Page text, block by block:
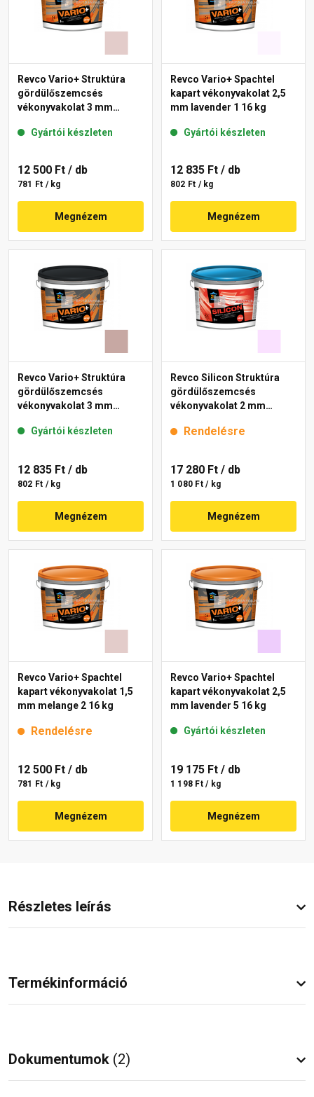
Revco Vario+ Struktúra
gördülőszemcsés
vékonyvakolat 3 mm
Gyártói készleten
12 500 Ft / db
781 Ft / kg
Megnézem
Revco Vario+ Spachtel
kapart vékonyvakolat 2,5
mm lavender 1 16 kg
Gyártói készleten
12 835 Ft / db
802 Ft / kg
Megnézem
Revco Vario+ Struktúra
gördülőszemcsés
vékonyvakolat 3 mm
Gyártói készleten
12 835 Ft / db
802 Ft / kg
Megnézem
Revco Silicon Struktúra
gördülőszemcsés
vékonyvakolat 2 mm
Rendelésre
17 280 Ft / db
1 080 Ft / kg
Megnézem
Revco Vario+ Spachtel
kapart vékonyvakolat 1,5
mm melange 2 16 kg
Rendelésre
12 500 Ft / db
781 Ft / kg
Megnézem
Revco Vario+ Spachtel
kapart vékonyvakolat 2,5
mm lavender 5 16 kg
Gyártói készleten
19 175 Ft / db
1 198 Ft / kg
Megnézem
Részletes leírás
Termékinformáció
Dokumentumok (2)